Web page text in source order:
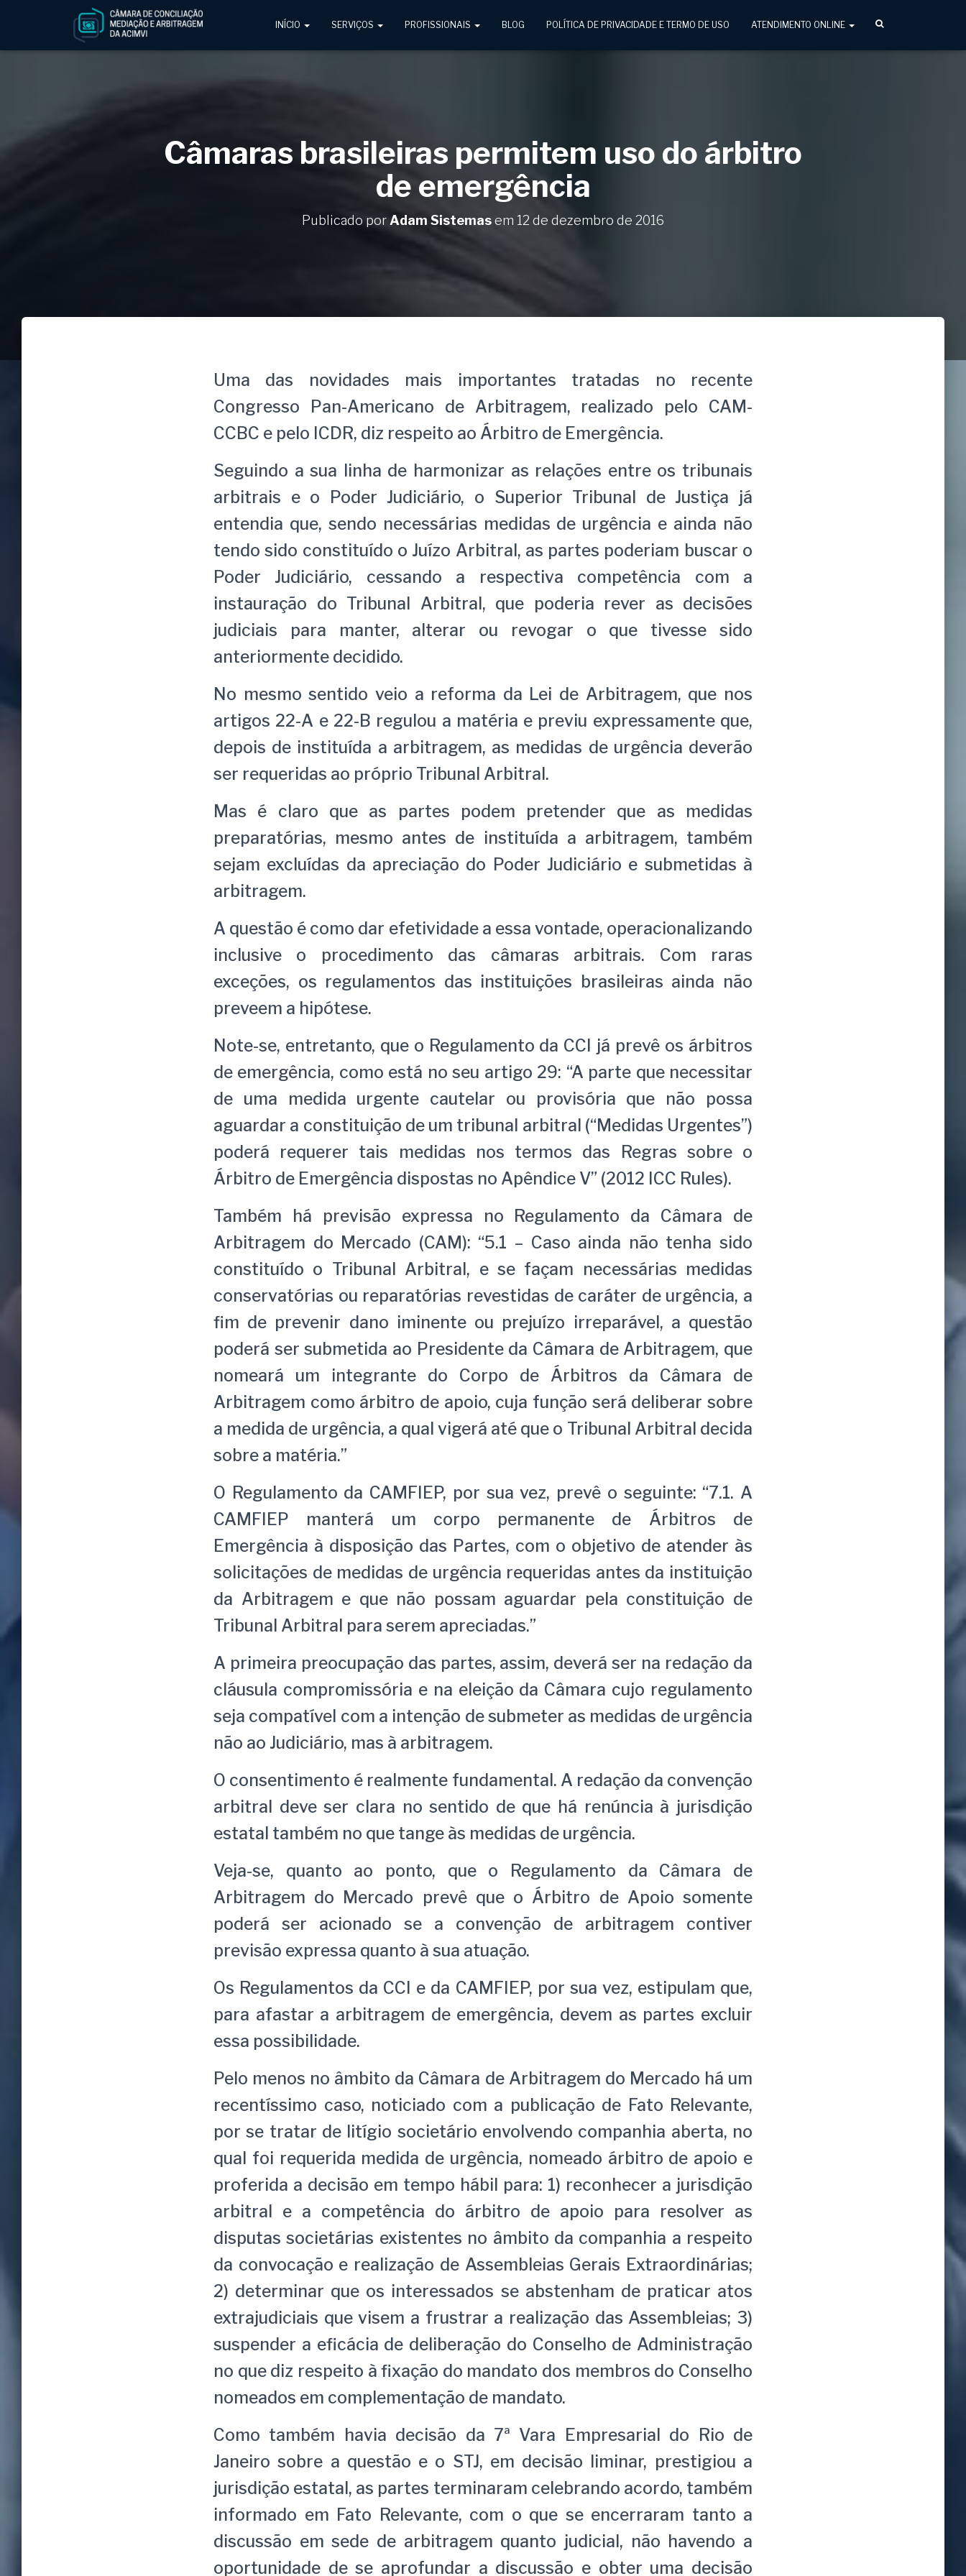
INÍCIO SERVIÇOS PROFISSIONAIS BLOG POLÍTICA DE PRIVACIDADE E TERMO DE USO ATENDIMENTO ONLINE
Câmaras brasileiras permitem uso do árbitro
de emergência
Publicado porAdam Sistemasem 12 de dezembro de 2016
Uma das novidades mais importantes tratadas no recente
Congresso Pan-Americano de Arbitragem, realizado pelo CAM-
CCBC e pelo ICDR, diz respeito ao Árbitro de Emergência.
Seguindo a sua linha de harmonizar as relações entre os tribunais
arbitrais e o Poder Judiciário, o Superior Tribunal de Justiça já
entendia que, sendo necessárias medidas de urgência e ainda não
tendo sido constituído o Juízo Arbitral, as partes poderiam buscar o
Poder Judiciário, cessando a respectiva competência com a
instauração do Tribunal Arbitral, que poderia rever as decisões
judiciais para manter, alterar ou revogar o que tivesse sido
anteriormente decidido.
No mesmo sentido veio a reforma da Lei de Arbitragem, que nos
artigos 22-A e 22-B regulou a matéria e previu expressamente que,
depois de instituída a arbitragem, as medidas de urgência deverão
ser requeridas ao próprio Tribunal Arbitral.
Mas é claro que as partes podem pretender que as medidas
preparatórias, mesmo antes de instituída a arbitragem, também
sejam excluídas da apreciação do Poder Judiciário e submetidas à
arbitragem.
A questão é como dar efetividade a essa vontade, operacionalizando
inclusive o procedimento das câmaras arbitrais. Com raras
exceções, os regulamentos das instituições brasileiras ainda não
preveem a hipótese.
Note-se, entretanto, que o Regulamento da CCI já prevê os árbitros
de emergência, como está no seu artigo 29: “A parte que necessitar
de uma medida urgente cautelar ou provisória que não possa
aguardar a constituição de um tribunal arbitral (“Medidas Urgentes”)
poderá requerer tais medidas nos termos das Regras sobre o
Árbitro de Emergência dispostas no Apêndice V” (2012 ICC Rules).
Também há previsão expressa no Regulamento da Câmara de
Arbitragem do Mercado (CAM): “5.1 – Caso ainda não tenha sido
constituído o Tribunal Arbitral, e se façam necessárias medidas
conservatórias ou reparatórias revestidas de caráter de urgência, a
fim de prevenir dano iminente ou prejuízo irreparável, a questão
poderá ser submetida ao Presidente da Câmara de Arbitragem, que
nomeará um integrante do Corpo de Árbitros da Câmara de
Arbitragem como árbitro de apoio, cuja função será deliberar sobre
a medida de urgência, a qual vigerá até que o Tribunal Arbitral decida
sobre a matéria.”
O Regulamento da CAMFIEP, por sua vez, prevê o seguinte: “7.1. A
CAMFIEP manterá um corpo permanente de Árbitros de
Emergência à disposição das Partes, com o objetivo de atender às
solicitações de medidas de urgência requeridas antes da instituição
da Arbitragem e que não possam aguardar pela constituição de
Tribunal Arbitral para serem apreciadas.”
A primeira preocupação das partes, assim, deverá ser na redação da
cláusula compromissória e na eleição da Câmara cujo regulamento
seja compatível com a intenção de submeter as medidas de urgência
não ao Judiciário, mas à arbitragem.
O consentimento é realmente fundamental. A redação da convenção
arbitral deve ser clara no sentido de que há renúncia à jurisdição
estatal também no que tange às medidas de urgência.
Veja-se, quanto ao ponto, que o Regulamento da Câmara de
Arbitragem do Mercado prevê que o Árbitro de Apoio somente
poderá ser acionado se a convenção de arbitragem contiver
previsão expressa quanto à sua atuação.
Os Regulamentos da CCI e da CAMFIEP, por sua vez, estipulam que,
para afastar a arbitragem de emergência, devem as partes excluir
essa possibilidade.
Pelo menos no âmbito da Câmara de Arbitragem do Mercado há um
recentíssimo caso, noticiado com a publicação de Fato Relevante,
por se tratar de litígio societário envolvendo companhia aberta, no
qual foi requerida medida de urgência, nomeado árbitro de apoio e
proferida a decisão em tempo hábil para: 1) reconhecer a jurisdição
arbitral e a competência do árbitro de apoio para resolver as
disputas societárias existentes no âmbito da companhia a respeito
da convocação e realização de Assembleias Gerais Extraordinárias;
2) determinar que os interessados se abstenham de praticar atos
extrajudiciais que visem a frustrar a realização das Assembleias; 3)
suspender a eficácia de deliberação do Conselho de Administração
no que diz respeito à fixação do mandato dos membros do Conselho
nomeados em complementação de mandato.
Como também havia decisão da 7ª Vara Empresarial do Rio de
Janeiro sobre a questão e o STJ, em decisão liminar, prestigiou a
jurisdição estatal, as partes terminaram celebrando acordo, também
informado em Fato Relevante, com o que se encerraram tanto a
discussão em sede de arbitragem quanto judicial, não havendo a
oportunidade de se aprofundar a discussão e obter uma decisão